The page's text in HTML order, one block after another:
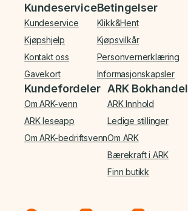
Bunnmeny
Kundeservice
Kundeservice
Kjøpshjelp
Kontakt oss
Gavekort
Betingelser
Klikk&Hent
Kjøpsvilkår
Personvernerklæring
Informasjonskapsler
Kundefordeler
Om ARK-venn
ARK leseapp
Om ARK-bedriftsvenn
ARK Bokhandel
ARK Innhold
Ledige stillinger
Om ARK
Bærekraft i ARK
Finn butikk